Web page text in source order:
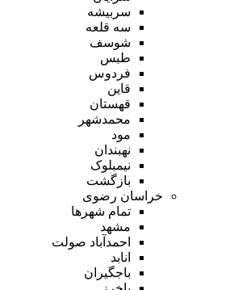
سربیشه
سه قلعه
شوسف
طبس
فردوس
قاین
قهستان
محمدشهر
مود
نهبندان
نیمبلوک
بازگشت
خراسان رضوی
تمام شهر‌ها
مشهد
احمدآباد صولت
انابد
باجگیران